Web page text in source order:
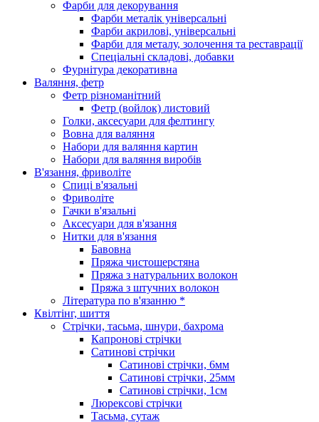
Фарби для декорування
Фарби металік універсальні
Фарби акрилові, універсальні
Фарби для металу, золочення та реставрації
Спеціальні складові, добавки
Фурнітура декоративна
Валяння, фетр
Фетр різноманітний
Фетр (войлок) листовий
Голки, аксесуари для фелтингу
Вовна для валяння
Набори для валяння картин
Набори для валяння виробів
В'язання, фриволіте
Спиці в'язальні
Фриволіте
Гачки в'язальні
Аксесуари для в'язання
Нитки для в'язання
Бавовна
Пряжа чистошерстяна
Пряжа з натуральних волокон
Пряжа з штучних волокон
Література по в'язанню *
Квілтінг, шиття
Стрічки, тасьма, шнури, бахрома
Капронові стрічки
Сатинові стрічки
Сатинові стрічки, 6мм
Сатинові стрічки, 25мм
Сатинові стрічки, 1см
Люрексові стрічки
Тасьма, сутаж